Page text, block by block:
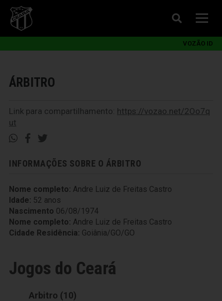
VOZÃO ID
ÁRBITRO
Link para compartilhamento: https://vozao.net/2Oo7q
ut
INFORMAÇÕES SOBRE O ÁRBITRO
Nome completo: Andre Luiz de Freitas Castro
Idade: 52 anos
Nascimento 06/08/1974
Nome completo: Andre Luiz de Freitas Castro
Cidade Residência: Goiânia/GO/GO
Jogos do Ceará
Arbitro (10)